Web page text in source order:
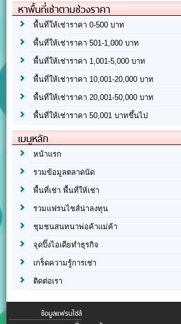
หาพื้นที่เช่าตามช่วงราคา
พื้นที่ให้เช่าราคา 0-500 บาท
พื้นที่ให้เช่าราคา 501-1,000 บาท
พื้นที่ให้เช่าราคา 1,001-5,000 บาท
พื้นที่ให้เช่าราคา 10,001-20,000 บาท
พื้นที่ให้เช่าราคา 20,001-50,000 บาท
พื้นที่ให้เช่าราคา 50,001 บาทขึ้นไป
เมนูหลัก
หน้าแรก
รวมข้อมูลตลาดนัด
พื้นที่เช่า พื้นที่ให้เช่า
รวมแฟรนไชส์น่าลงทุน
ชุมชนสนทนาพ่อค้าแม่ค้า
จุดปิ๊งไอเดียทำธุรกิจ
เกร็ดความรู้การเช่า
ติดต่อเรา
ข้อมูลแฟรนไชส์